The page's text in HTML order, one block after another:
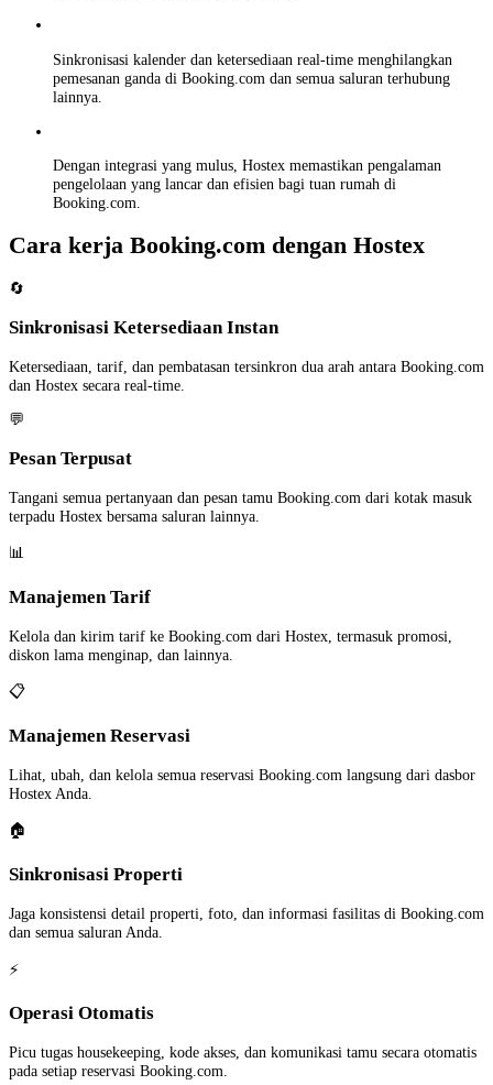
Sinkronisasi kalender dan ketersediaan real-time menghilangkan
pemesanan ganda di Booking.com dan semua saluran terhubung
lainnya.
Dengan integrasi yang mulus, Hostex memastikan pengalaman
pengelolaan yang lancar dan efisien bagi tuan rumah di
Booking.com.
Cara kerja Booking.com dengan Hostex
🔄
Sinkronisasi Ketersediaan Instan
Ketersediaan, tarif, dan pembatasan tersinkron dua arah antara Booking.com
dan Hostex secara real-time.
💬
Pesan Terpusat
Tangani semua pertanyaan dan pesan tamu Booking.com dari kotak masuk
terpadu Hostex bersama saluran lainnya.
📊
Manajemen Tarif
Kelola dan kirim tarif ke Booking.com dari Hostex, termasuk promosi,
diskon lama menginap, dan lainnya.
📋
Manajemen Reservasi
Lihat, ubah, dan kelola semua reservasi Booking.com langsung dari dasbor
Hostex Anda.
🏠
Sinkronisasi Properti
Jaga konsistensi detail properti, foto, dan informasi fasilitas di Booking.com
dan semua saluran Anda.
⚡
Operasi Otomatis
Picu tugas housekeeping, kode akses, dan komunikasi tamu secara otomatis
pada setiap reservasi Booking.com.